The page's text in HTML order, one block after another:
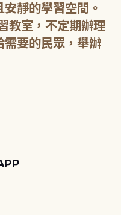
靜的學習空間。
教室，不定期辦理
需要的民眾，舉辦